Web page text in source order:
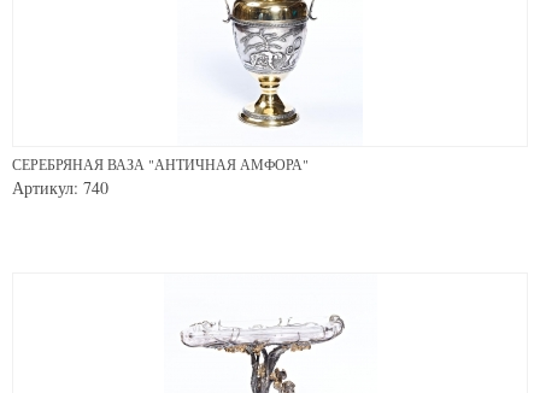
СЕРЕБРЯНАЯ ВАЗА "АНТИЧНАЯ АМФОРА"
Артикул: 740